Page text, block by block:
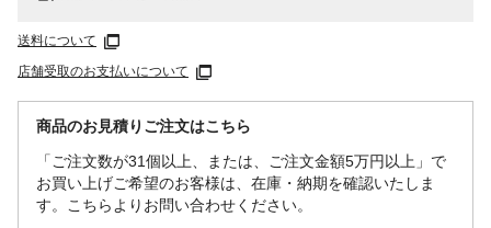
送料について
店舗受取のお支払いについて
商品のお見積りご注文はこちら
「ご注文数が31個以上、または、ご注文金額5万円以上」で
お買い上げご希望のお客様は、在庫・納期を確認いたしま
す。こちらよりお問い合わせください。